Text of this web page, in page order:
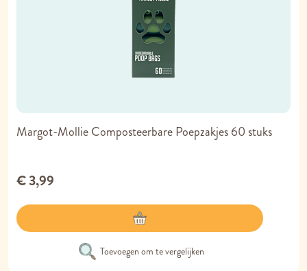
Margot-Mollie Composteerbare Poepzakjes 60 stuks
€ 3,99
Toevoegen om te vergelijken